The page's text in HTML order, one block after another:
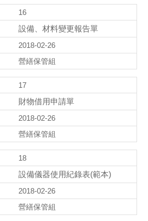
16
設備、材料變更報告單
2018-02-26
營繕保管組
17
財物借用申請單
2018-02-26
營繕保管組
18
設備儀器使用紀錄表(範本)
2018-02-26
營繕保管組